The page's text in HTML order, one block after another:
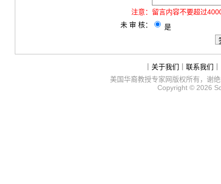
注意： 留言内容不要超过
未 审 核：
是
关于我们 联系我们
美国华裔教授专家网版权所有，谢
Copyright © 2026